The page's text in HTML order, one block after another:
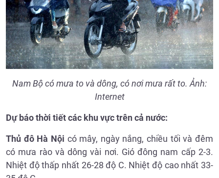
Nam Bộ có mưa to và dông, có nơi mưa rất to. Ảnh:
Internet
Dự báo thời tiết các khu vực trên cả nước:
Thủ đô Hà Nội có mây, ngày nắng, chiều tối và đêm
có mưa rào và dông vài nơi. Gió đông nam cấp 2-3.
Nhiệt độ thấp nhất 26-28 độ C. Nhiệt độ cao nhất 33-